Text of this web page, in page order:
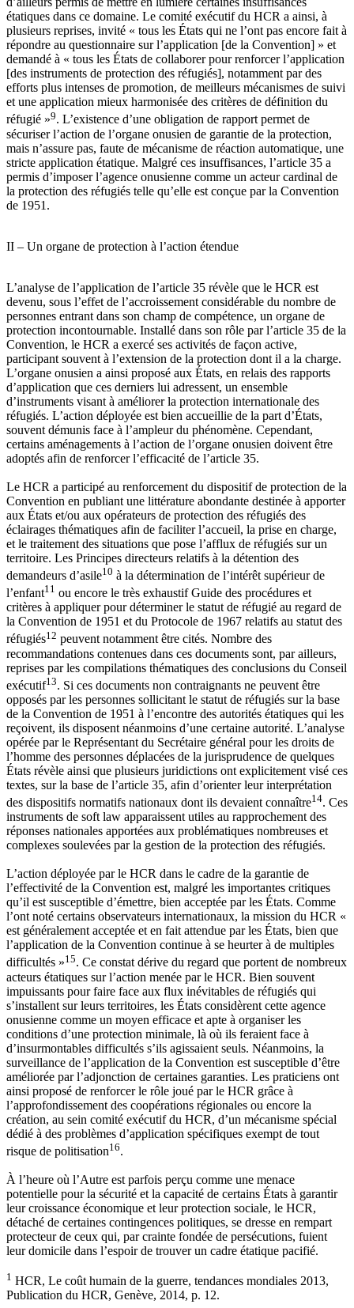
étatiques dans ce domaine. Le comité exécutif du HCR a ainsi, à
plusieurs reprises, invité « tous les États qui ne l’ont pas encore fait à
répondre au questionnaire sur l’application [de la Convention] » et
demandé à « tous les États de collaborer pour renforcer l’application
[des instruments de protection des réfugiés], notamment par des
efforts plus intenses de promotion, de meilleurs mécanismes de suivi
et une application mieux harmonisée des critères de définition du
réfugié »9. L’existence d’une obligation de rapport permet de
sécuriser l’action de l’organe onusien de garantie de la protection,
mais n’assure pas, faute de mécanisme de réaction automatique, une
stricte application étatique. Malgré ces insuffisances, l’article 35 a
permis d’imposer l’agence onusienne comme un acteur cardinal de
la protection des réfugiés telle qu’elle est conçue par la Convention
de 1951.
II – Un organe de protection à l’action étendue
L’analyse de l’application de l’article 35 révèle que le HCR est
devenu, sous l’effet de l’accroissement considérable du nombre de
personnes entrant dans son champ de compétence, un organe de
protection incontournable. Installé dans son rôle par l’article 35 de la
Convention, le HCR a exercé ses activités de façon active,
participant souvent à l’extension de la protection dont il a la charge.
L’organe onusien a ainsi proposé aux États, en relais des rapports
d’application que ces derniers lui adressent, un ensemble
d’instruments visant à améliorer la protection internationale des
réfugiés. L’action déployée est bien accueillie de la part d’États,
souvent démunis face à l’ampleur du phénomène. Cependant,
certains aménagements à l’action de l’organe onusien doivent être
adoptés afin de renforcer l’efficacité de l’article 35.
Le HCR a participé au renforcement du dispositif de protection de la
Convention en publiant une littérature abondante destinée à apporter
aux États et/ou aux opérateurs de protection des réfugiés des
éclairages thématiques afin de faciliter l’accueil, la prise en charge,
et le traitement des situations que pose l’afflux de réfugiés sur un
territoire. Les Principes directeurs relatifs à la détention des
demandeurs d’asile10 à la détermination de l’intérêt supérieur de
l’enfant11 ou encore le très exhaustif Guide des procédures et
critères à appliquer pour déterminer le statut de réfugié au regard de
la Convention de 1951 et du Protocole de 1967 relatifs au statut des
réfugiés12 peuvent notamment être cités. Nombre des
recommandations contenues dans ces documents sont, par ailleurs,
reprises par les compilations thématiques des conclusions du Conseil
exécutif13. Si ces documents non contraignants ne peuvent être
opposés par les personnes sollicitant le statut de réfugiés sur la base
de la Convention de 1951 à l’encontre des autorités étatiques qui les
reçoivent, ils disposent néanmoins d’une certaine autorité. L’analyse
opérée par le Représentant du Secrétaire général pour les droits de
l’homme des personnes déplacées de la jurisprudence de quelques
États révèle ainsi que plusieurs juridictions ont explicitement visé ces
textes, sur la base de l’article 35, afin d’orienter leur interprétation
des dispositifs normatifs nationaux dont ils devaient connaître14. Ces
instruments de soft law apparaissent utiles au rapprochement des
réponses nationales apportées aux problématiques nombreuses et
complexes soulevées par la gestion de la protection des réfugiés.
L’action déployée par le HCR dans le cadre de la garantie de
l’effectivité de la Convention est, malgré les importantes critiques
qu’il est susceptible d’émettre, bien acceptée par les États. Comme
l’ont noté certains observateurs internationaux, la mission du HCR «
est généralement acceptée et en fait attendue par les États, bien que
l’application de la Convention continue à se heurter à de multiples
difficultés »15. Ce constat dérive du regard que portent de nombreux
acteurs étatiques sur l’action menée par le HCR. Bien souvent
impuissants pour faire face aux flux inévitables de réfugiés qui
s’installent sur leurs territoires, les États considèrent cette agence
onusienne comme un moyen efficace et apte à organiser les
conditions d’une protection minimale, là où ils feraient face à
d’insurmontables difficultés s’ils agissaient seuls. Néanmoins, la
surveillance de l’application de la Convention est susceptible d’être
améliorée par l’adjonction de certaines garanties. Les praticiens ont
ainsi proposé de renforcer le rôle joué par le HCR grâce à
l’approfondissement des coopérations régionales ou encore la
création, au sein comité exécutif du HCR, d’un mécanisme spécial
dédié à des problèmes d’application spécifiques exempt de tout
risque de politisation16.
À l’heure où l’Autre est parfois perçu comme une menace
potentielle pour la sécurité et la capacité de certains États à garantir
leur croissance économique et leur protection sociale, le HCR,
détaché de certaines contingences politiques, se dresse en rempart
protecteur de ceux qui, par crainte fondée de persécutions, fuient
leur domicile dans l’espoir de trouver un cadre étatique pacifié.
1 HCR, Le coût humain de la guerre, tendances mondiales 2013,
Publication du HCR, Genève, 2014, p. 12.